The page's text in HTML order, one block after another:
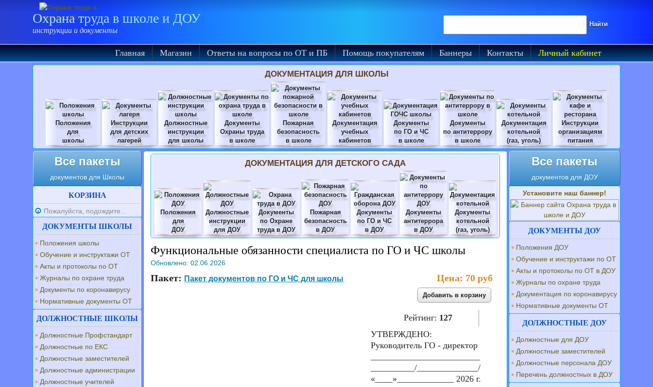
Охрана труда в школе и ДОУ
инструкции и документы
Главная Магазин Ответы на вопросы по ОТ и ПБ Помощь покупателям Баннеры Контакты Личный кабинет
ДОКУМЕНТАЦИЯ ДЛЯ ШКОЛЫ
Положения
для
школы
Инструкции
для детских
лагерей
Должностные
инструкции
для школы
Документы
Охраны труда
в школе
Пожарная
безопасность
в школе
Документация
учебных
кабинетов
Документы
по ГО и ЧС
в школе
Документы
по антитеррору
в школе
Документация
котельной
(газ, уголь)
Инструкции
организациям
питания
ДОКУМЕНТАЦИЯ ДЛЯ ДЕТСКОГО САДА
Положения
для
ДОУ
Должностные
инструкции
для ДОУ
Документы
по Охране
труда в ДОУ
Пожарная
безопасность
в ДОУ
Документы
по ГО и ЧС
в ДОУ
Документы
антитеррора
в ДОУ
Документы
котельной
(газ, уголь)
Функциональные обязанности специалиста по ГО и ЧС школы
Обновлено:02.06.2026
Пакет: Пакет документов по ГО и ЧС для школы Цена: 70 руб
Рейтинг: 127
УТВЕРЖДЕНО:
Руководитель ГО - директор
__________/______________/
«____»_____________ 2026 г.
Все пакеты
документов для Школы
КОРЗИНА
Пожалуйста, подождите...
ДОКУМЕНТЫ ШКОЛЫ
Положения школы
Обучение и инструктажи ОТ
Акты и протоколы по ОТ
Журналы по охране труда
Документы по коронавирусу
Нормативные документы ОТ
ДОЛЖНОСТНЫЕ ШКОЛЫ
Должностные Профстандарт
Должностные по ЕКС
Должностные заместителей
Должностные администрации
Должностные учителей
Все пакеты
документов для ДОУ
Установите наш баннер!
ДОКУМЕНТЫ ДОУ
Положения ДОУ
Обучение и инструктажи по ОТ
Акты и протоколы по ОТ в ДОУ
Журналы по охране труда
Документация по коронавирусу
Нормативные документы ОТ
ДОЛЖНОСТНЫЕ ДОУ
Должностные для ДОУ
Должностные заместителей
Должностные персонала ДОУ
Перечень должностных в ДОУ